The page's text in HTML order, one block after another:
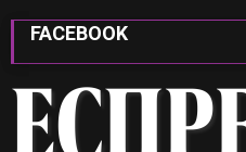
FACEBOOK